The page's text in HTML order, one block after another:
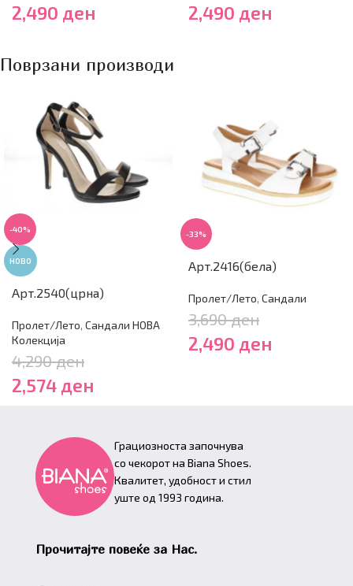
2,490 ден 2,490 ден
Поврзани производи
-40%
НОВО
Арт.2540(црна)
Пролет/Лето, Сандали НОВА
Колекција
4,290ден
2,574 ден
-33%
Арт.2416(бела)
Пролет/Лето, Сандали
3,690ден
2,490 ден
Грациозноста започнува
со чекорот на Biana Shoes.
Квалитет, удобност и стил
уште од 1993 година.
Прочитајте повеќе за Нас.